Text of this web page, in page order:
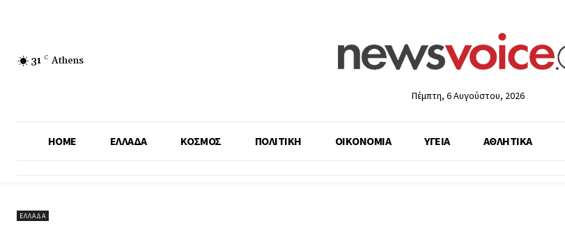
31 C Athens
Πέμπτη, 6 Αυγούστου, 2026
HOME ΕΛΛΑΔΑ ΚΟΣΜΟΣ ΠΟΛΙΤΙΚΗ ΟΙΚΟΝΟΜΙΑ ΥΓΕΙΑ ΑΘΛΗΤΙΚΑ
ΕΛΛΑΔΑ